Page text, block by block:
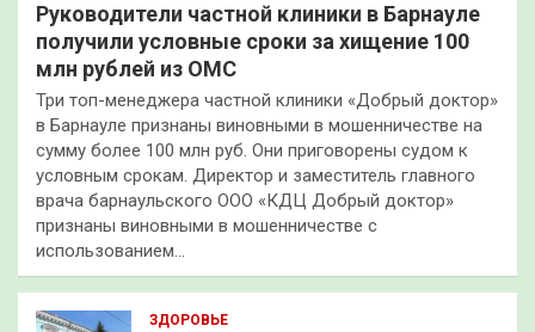
Руководители частной клиники в Барнауле
получили условные сроки за хищение 100
млн рублей из ОМС
Три топ-менеджера частной клиники «Добрый доктор»
в Барнауле признаны виновными в мошенничестве на
сумму более 100 млн руб. Они приговорены судом к
условным срокам. Директор и заместитель главного
врача барнаульского ООО «КДЦ Добрый доктор»
признаны виновными в мошенничестве с
использованием…
ЗДОРОВЬЕ